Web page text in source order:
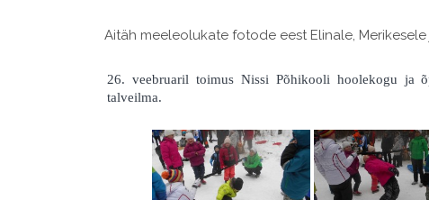
Aitäh meeleolukate fotode eest Elinale, Merikesele
26. veebruaril toimus Nissi Põhikooli hoolekogu ja
talveilma.